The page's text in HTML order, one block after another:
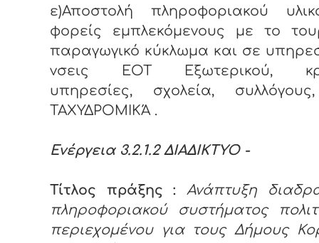
ε)Αποστολή πληροφοριακού
φορείς εμπλεκόμενους με το
παραγωγικό κύκλωμα και σε
νσεις ΕΟΤ Εξωτερικού,
υπηρεσίες, σχολεία,
ΤΑΧΥΔΡΟΜΙΚΆ .
Ενέργεια 3.2.1.2 ΔΙΑΔΙΚΤΥΟ -
Τίτλος πράξης :
Ανάπτυξη
πληροφοριακού συστήματος
περιεχομένου για τους Δήμους